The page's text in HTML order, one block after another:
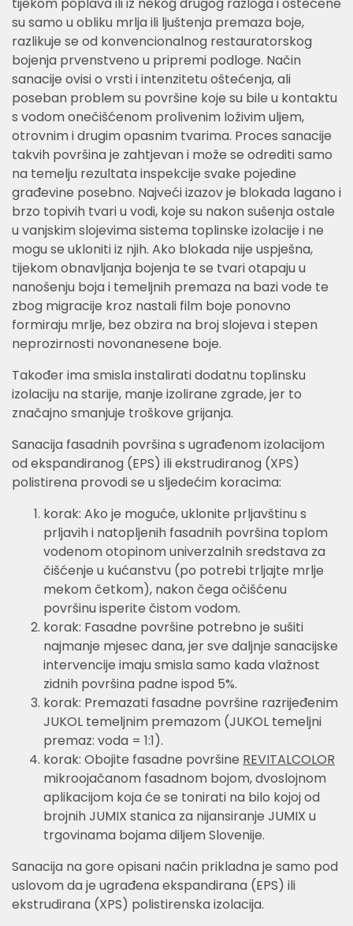
tijekom poplava ili iz nekog drugog razloga i oštećene
su samo u obliku mrlja ili ljuštenja premaza boje,
razlikuje se od konvencionalnog restauratorskog
bojenja prvenstveno u pripremi podloge. Način
sanacije ovisi o vrsti i intenzitetu oštećenja, ali
poseban problem su površine koje su bile u kontaktu
s vodom onečišćenom prolivenim loživim uljem,
otrovnim i drugim opasnim tvarima. Proces sanacije
takvih površina je zahtjevan i može se odrediti samo
na temelju rezultata inspekcije svake pojedine
građevine posebno. Najveći izazov je blokada lagano i
brzo topivih tvari u vodi, koje su nakon sušenja ostale
u vanjskim slojevima sistema toplinske izolacije i ne
mogu se ukloniti iz njih. Ako blokada nije uspješna,
tijekom obnavljanja bojenja te se tvari otapaju u
nanošenju boja i temeljnih premaza na bazi vode te
zbog migracije kroz nastali film boje ponovno
formiraju mrlje, bez obzira na broj slojeva i stepen
neprozirnosti novonanesene boje.
Također ima smisla instalirati dodatnu toplinsku
izolaciju na starije, manje izolirane zgrade, jer to
značajno smanjuje troškove grijanja.
Sanacija fasadnih površina s ugrađenom izolacijom
od ekspandiranog (EPS) ili ekstrudiranog (XPS)
polistirena provodi se u sljedećim koracima:
korak: Ako je moguće, uklonite prljavštinu s
prljavih i natopljenih fasadnih površina toplom
vodenom otopinom univerzalnih sredstava za
čišćenje u kućanstvu (po potrebi trljajte mrlje
mekom četkom), nakon čega očišćenu
površinu isperite čistom vodom.
korak: Fasadne površine potrebno je sušiti
najmanje mjesec dana, jer sve daljnje sanacijske
intervencije imaju smisla samo kada vlažnost
zidnih površina padne ispod 5%.
korak: Premazati fasadne površine razrijeđenim
JUKOL temeljnim premazom (JUKOL temeljni
premaz: voda = 1:1).
korak: Obojite fasadne površine REVITALCOLOR
mikroojačanom fasadnom bojom, dvoslojnom
aplikacijom koja će se tonirati na bilo kojoj od
brojnih JUMIX stanica za nijansiranje JUMIX u
trgovinama bojama diljem Slovenije.
Sanacija na gore opisani način prikladna je samo pod
uslovom da je ugrađena ekspandirana (EPS) ili
ekstrudirana (XPS) polistirenska izolacija.